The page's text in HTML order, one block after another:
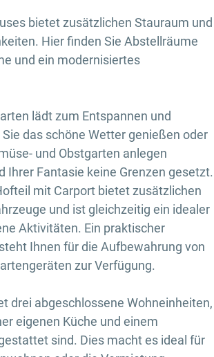
bietet zusätzlichen Stauraum und
Hier finden Sie Abstellräume
und ein modernisiertes
lädt zum Entspannen und
das schöne Wetter genießen oder
und Obstgarten anlegen
Ihrer Fantasie keine Grenzen gesetzt.
mit Carport bietet zusätzlichen
und ist gleichzeitig ein idealer
Aktivitäten. Ein praktischer
Ihnen für die Aufbewahrung von
zur Verfügung.
drei abgeschlossene Wohneinheiten,
eigenen Küche und einem
sind. Dies macht es ideal für